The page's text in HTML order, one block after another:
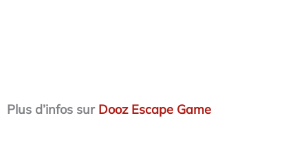
Plus d’infos sur Dooz Escape Game